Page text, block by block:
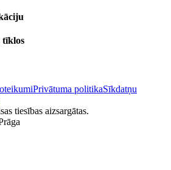
tīklos
Privātuma politikaSīkdatņu
tiesības aizsargātas.